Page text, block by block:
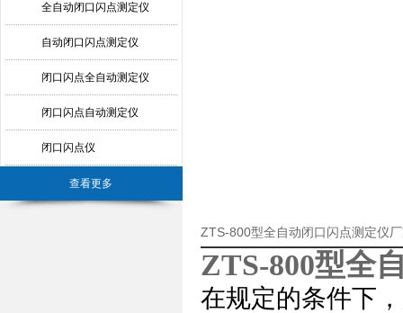
全自动闭口闪点测定仪
自动闭口闪点测定仪
闭口闪点全自动测定仪
闭口闪点自动测定仪
闭口闪点仪
查看更多
ZTS-800型全自动闭口闪点测定仪
ZTS-800型全
在规定的条件下